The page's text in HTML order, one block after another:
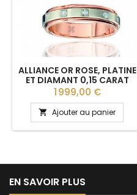
ALLIANCE OR ROSE, PLATINE
ET DIAMANT 0,15 CARAT
"CELINA" LUCIEN PFERTZEL -
4,5 MM
Prix
1 999,00 €
 Ajouter au panier
EN SAVOIR PLUS